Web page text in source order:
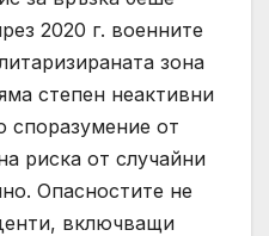
2020 г. военните
зона
степен неактивни
споразумение от
риска от случайни
Опасностите не
включващи